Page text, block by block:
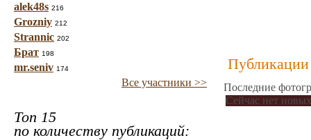
alek48s 216
Grozniy 212
Strannic 202
Брат 198
mr.seniv 174
Все участники >>
Топ 15
по количеству публикаций:
Публикации
Последние
Сейчас нет